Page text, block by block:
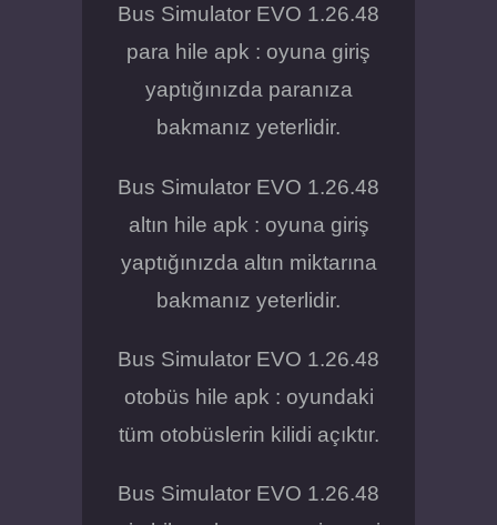
Bus Simulator EVO 1.26.48
para hile apk : oyuna giriş
yaptığınızda paranıza
bakmanız yeterlidir.
Bus Simulator EVO 1.26.48
altın hile apk : oyuna giriş
yaptığınızda altın miktarına
bakmanız yeterlidir.
Bus Simulator EVO 1.26.48
otobüs hile apk : oyundaki
tüm otobüslerin kilidi açıktır.
Bus Simulator EVO 1.26.48